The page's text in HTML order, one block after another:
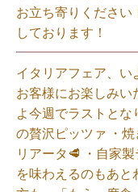
お立ち寄りください
しております！
イタリアフェア、い
お客様にお楽しみい
よ今週でラストとな
の贅沢ピッツァ ・
リアータ🥩 ・自家
を味わえるのもあと